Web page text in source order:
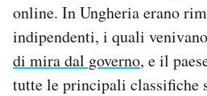
online. In Ungheria erano
indipendenti, i quali
di mira dal governo, e il
tutte le principali classifiche